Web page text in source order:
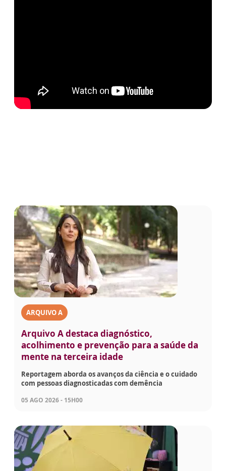
ARQUIVO A
Arquivo A destaca diagnóstico,
acolhimento e prevenção para a saúde da
mente na terceira idade
Reportagem aborda os avanços da ciência e o cuidado
com pessoas diagnosticadas com demência
05 AGO 2026 - 15H00